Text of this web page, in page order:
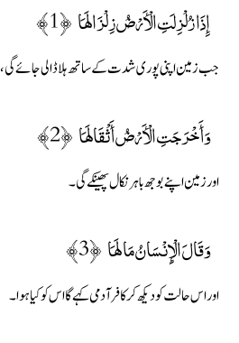
إِذَا زُلْزِلَتِ الْأَرْضُ زِلْزَالَهَا ﴿1﴾
جب زمین اپنی پوری شدت کے ساتھ ہلا ڈالی جائے گی،
وَأَخْرَجَتِ الْأَرْضُ أَثْقَالَهَا ﴿2﴾
اور زمین اپنے بوجھ باہر نکال پھینکے گی۔
وَقَالَ الْإِنْسَانُ مَا لَهَا ﴿3﴾
اور اس حالت کو دیکھ کر کافر آدمی کہے گا اس کو کیا ہوا۔